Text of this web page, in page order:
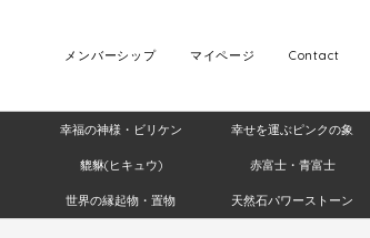
Contact
マイページ
メンバーシップ
幸福の神様・ビリケン 幸せを運ぶピンクの象
貔貅(ヒキュウ) 赤富士・青富士
世界の縁起物・置物 天然石パワーストーン